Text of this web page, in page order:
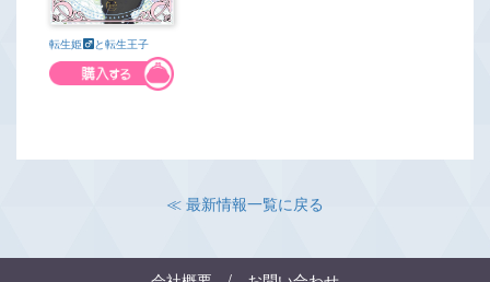
転生姫 と転生王子
≪ 最新情報一覧に戻る